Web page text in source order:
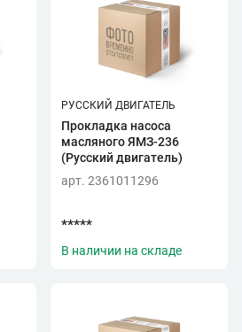
РУССКИЙ ДВИГАТЕЛЬ
Прокладка насоса
масляного ЯМЗ-236
(Русский двигатель)
арт. 2361011296
*****
В наличии на складе